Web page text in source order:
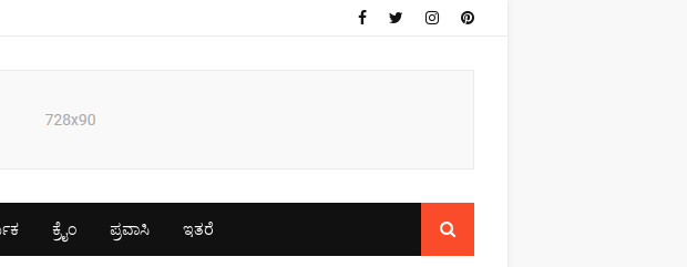
ಕ್ರೈಂ ಪ್ರವಾಸಿ ಇತರೆ